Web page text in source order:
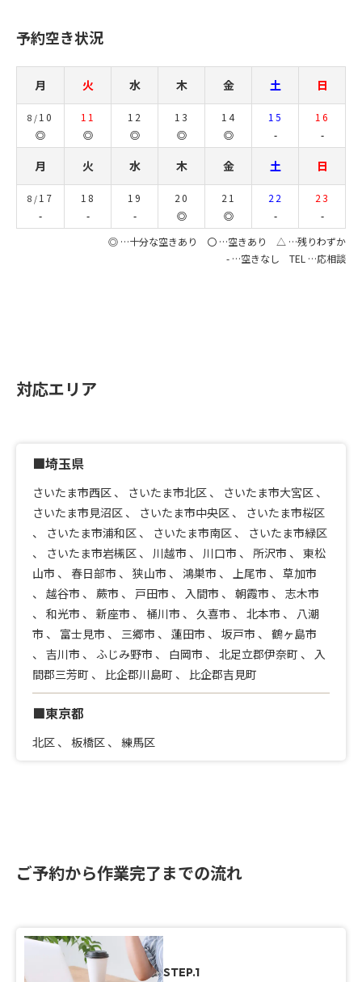
予約空き状況
月 火 水 木 金 土 日
8/ 10
◎
11
◎
12
◎
13
◎
14
◎
15
-
16
-
月 火 水 木 金 土 日
8/ 17
-
18
-
19
-
20
◎
21
◎
22
-
23
-
◎ …十分な空きあり 〇 …空きあり △ …残りわずか
- …空きなし TEL …応相談
対応エリア
■埼玉県
さいたま市西区 、 さいたま市北区 、 さいたま市大宮区 、
さいたま市見沼区 、 さいたま市中央区 、 さいたま市桜区
、 さいたま市浦和区 、 さいたま市南区 、 さいたま市緑区
、 さいたま市岩槻区 、 川越市 、 川口市 、 所沢市 、 東松
山市 、 春日部市 、 狭山市 、 鴻巣市 、 上尾市 、 草加市
、 越谷市 、 蕨市 、 戸田市 、 入間市 、 朝霞市 、 志木市
、 和光市 、 新座市 、 桶川市 、 久喜市 、 北本市 、 八潮
市 、 富士見市 、 三郷市 、 蓮田市 、 坂戸市 、 鶴ヶ島市
、 吉川市 、 ふじみ野市 、 白岡市 、 北足立郡伊奈町 、 入
間郡三芳町 、 比企郡川島町 、 比企郡吉見町
■東京都
北区 、 板橋区 、 練馬区
ご予約から作業完了までの流れ
STEP.1